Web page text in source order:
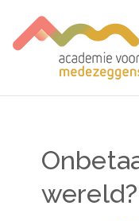
naar
de
wereld?